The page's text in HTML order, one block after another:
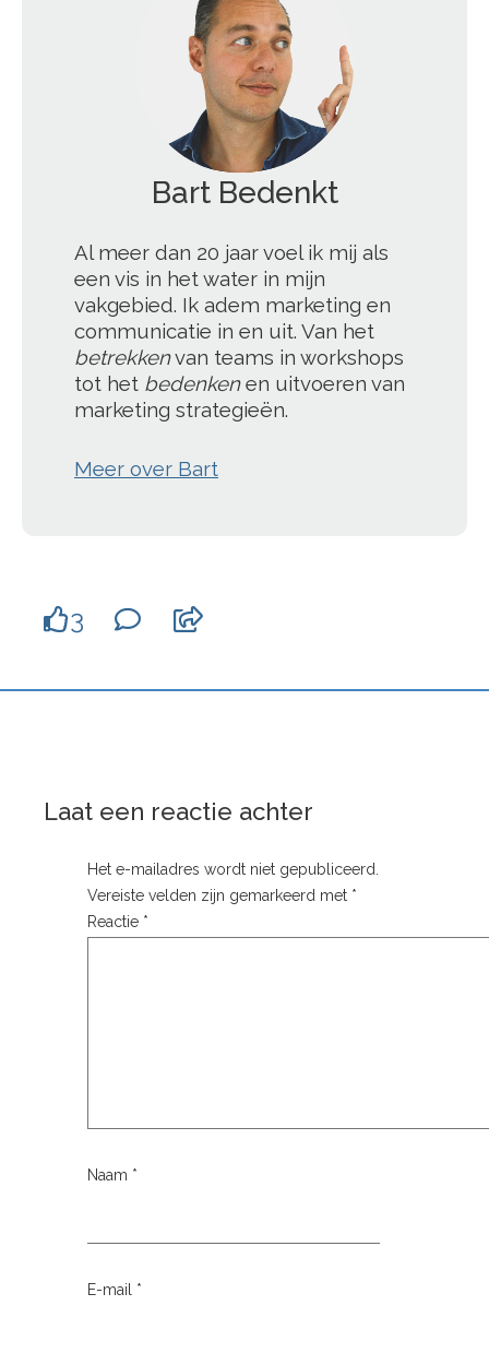
';
Bart Bedenkt
Al meer dan 20 jaar voel ik mij als
een vis in het water in mijn
vakgebied. Ik adem marketing en
communicatie in en uit. Van het
betrekkenvan teams in workshops
tot het bedenkenen uitvoeren van
marketing strategieën.
Meer over Bart
3
Laat een reactie achter
Het e-mailadres wordt niet gepubliceerd.
Vereiste velden zijn gemarkeerd met *
Reactie *
Naam *
E-mail *